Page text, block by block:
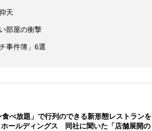
天
部屋の衝撃
事件簿」6選
食べ放題」で行列のできる新形態レストランを
ールディングス 同社に聞いた「店舗展開の